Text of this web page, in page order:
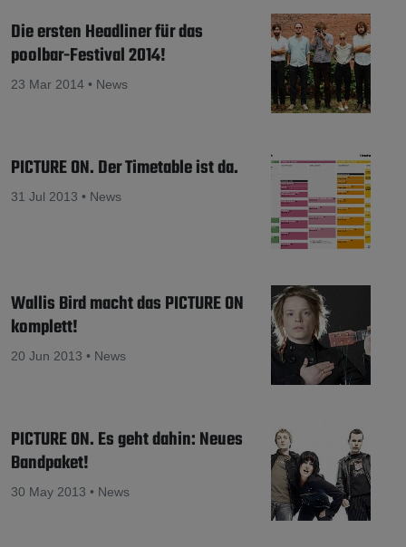
Die ersten Headliner für das
poolbar-Festival 2014!
23 Mar 2014 • News
PICTURE ON. Der Timetable ist da.
31 Jul 2013 • News
Wallis Bird macht das PICTURE ON
komplett!
20 Jun 2013 • News
PICTURE ON. Es geht dahin: Neues
Bandpaket!
30 May 2013 • News